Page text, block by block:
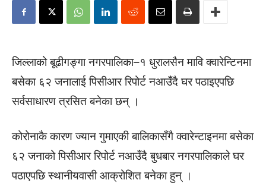
जिल्लाको बूढीगङ्गा नगरपालिका–१ धुरालसैन मावि क्वारेन्टिनमा
बसेका ६२ जनालाई पिसीआर रिपोर्ट नआउँदै घर पठाइएपछि
सर्वसाधारण त्रसित बनेका छन् ।
कोरोनाकै कारण ज्यान गुमाएकी बालिकासँगै क्वारेन्टाइनमा बसेका
६२ जनाको पिसीआर रिपोर्ट नआउँदै बुधबार नगरपालिकाले घर
पठाएपछि स्थानीयवासी आक्रोशित बनेका हुन् ।